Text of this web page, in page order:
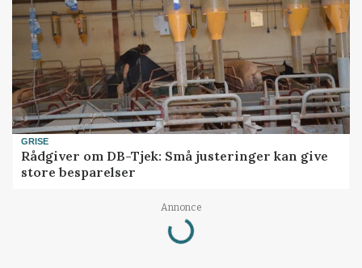
GRISE
Rådgiver om DB-Tjek: Små justeringer kan give
store besparelser
Annonce
Loading...